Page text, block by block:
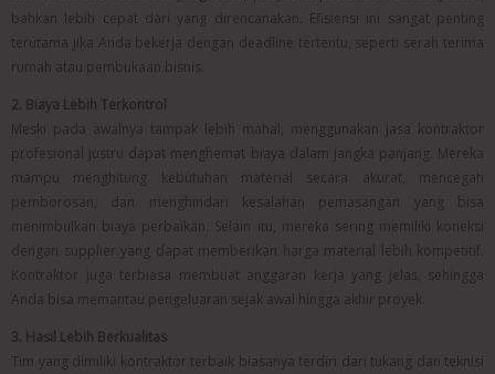
bahkan lebih cepat dari yang direncanakan. Efisiensi ini sangat penting
terutama jika Anda bekerja dengan deadline tertentu, seperti serah terima
rumah atau pembukaan bisnis.
2. Biaya Lebih Terkontrol
Meski pada awalnya tampak lebih mahal, menggunakan jasa kontraktor
profesional justru dapat menghemat biaya dalam jangka panjang. Mereka
mampu menghitung kebutuhan material secara akurat, mencegah
pemborosan, dan menghindari kesalahan pemasangan yang bisa
menimbulkan biaya perbaikan. Selain itu, mereka sering memiliki koneksi
dengan supplier yang dapat memberikan harga material lebih kompetitif.
Kontraktor juga terbiasa membuat anggaran kerja yang jelas, sehingga
Anda bisa memantau pengeluaran sejak awal hingga akhir proyek.
3. Hasil Lebih Berkualitas
Tim yang dimiliki kontraktor terbaik biasanya terdiri dari tukang dan teknisi